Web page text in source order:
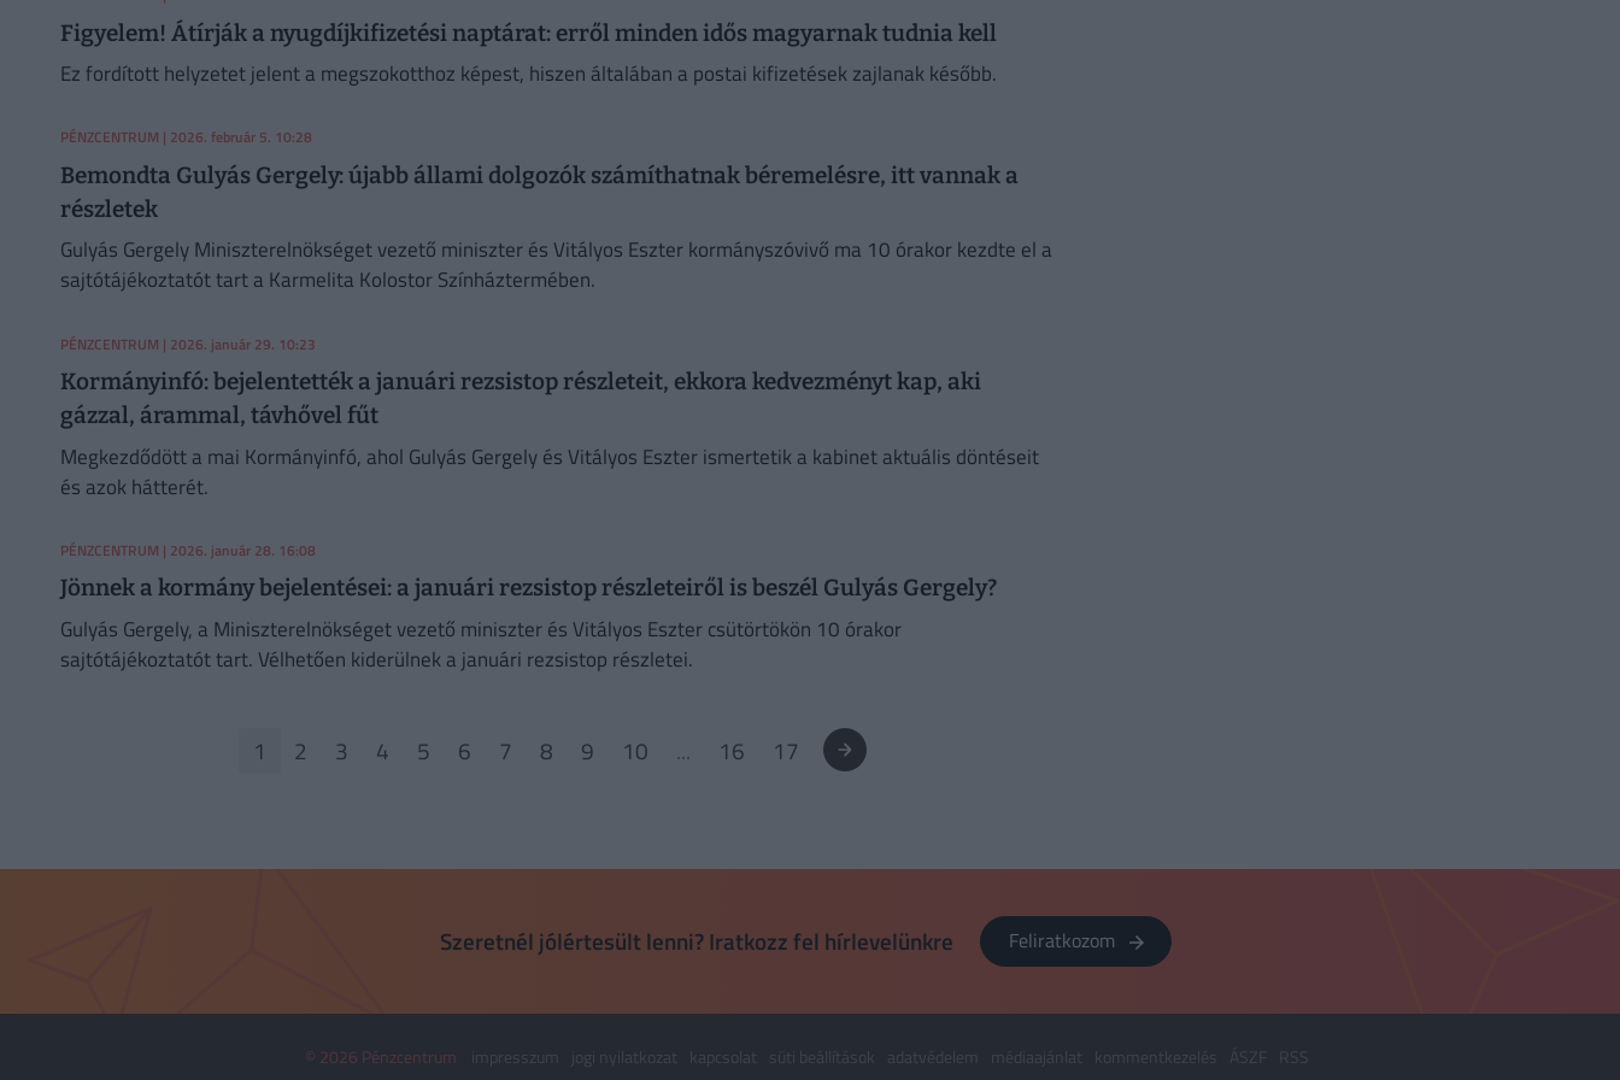
Figyelem! Átírják a nyugdíjkifizetési naptárat: erről minden idős magyarnak tudnia kell
Ez fordított helyzetet jelent a megszokotthoz képest, hiszen általában a postai kifizetések zajlanak később.
PÉNZCENTRUM | 2026. február 5. 10:28
Bemondta Gulyás Gergely: újabb állami dolgozók számíthatnak béremelésre, itt vannak a
részletek
Gulyás Gergely Miniszterelnökséget vezető miniszter és Vitályos Eszter kormányszóvivő ma 10 órakor kezdte el a
sajtótájékoztatót tart a Karmelita Kolostor Színháztermében.
PÉNZCENTRUM | 2026. január 29. 10:23
Kormányinfó: bejelentették a januári rezsistop részleteit, ekkora kedvezményt kap, aki
gázzal, árammal, távhővel fűt
Megkezdődött a mai Kormányinfó, ahol Gulyás Gergely és Vitályos Eszter ismertetik a kabinet aktuális döntéseit
és azok hátterét.
PÉNZCENTRUM | 2026. január 28. 16:08
Jönnek a kormány bejelentései: a januári rezsistop részleteiről is beszél Gulyás Gergely?
Gulyás Gergely, a Miniszterelnökséget vezető miniszter és Vitályos Eszter csütörtökön 10 órakor
sajtótájékoztatót tart. Vélhetően kiderülnek a januári rezsistop részletei.
1 2 3 4 5 6 7 8 9 10 ... 16 17
Szeretnél jólértesült lenni? Iratkozz fel hírlevelünkre Feliratkozom
© 2026 Pénzcentrum impresszum jogi nyilatkozat kapcsolat süti beállítások adatvédelem médiaajánlat kommentkezelés ÁSZF RSS